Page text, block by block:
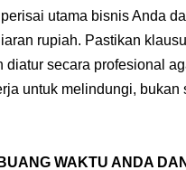
utama bisnis Anda
rupiah. Pastikan
diatur secara profesional
untuk melindungi, bukan
WAKTU ANDA